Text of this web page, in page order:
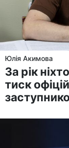
Юлія Акимова
За рік
тиск